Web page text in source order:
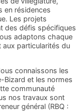
en résidences
Les projets
des défis spécifiques
adaptons chaque
particularités du
connaissons les
Bizard et les normes
communauté
nos travaux sont
général (RBQ :